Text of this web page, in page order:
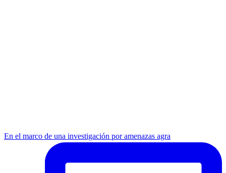
En el marco de una investigación por amenazas agra